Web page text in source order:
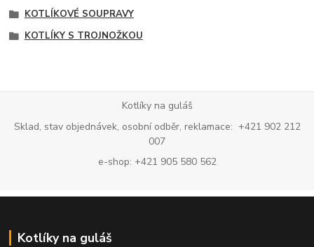
KOTLÍKOVÉ SOUPRAVY
KOTLÍKY S TROJNOŽKOU
Kotlíky na guláš
Sklad, stav objednávek, osobní odběr, reklamace: +421 902 212
007
e-shop: +421 905 580 562
Kotlíky na guláš